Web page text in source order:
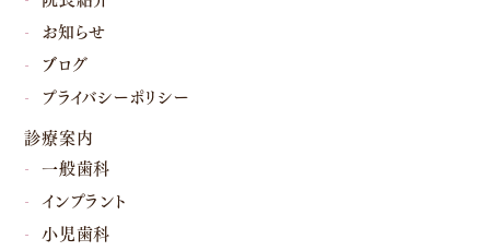
お知らせ
ブログ
プライバシーポリシー
診療案内
一般歯科
インプラント
小児歯科